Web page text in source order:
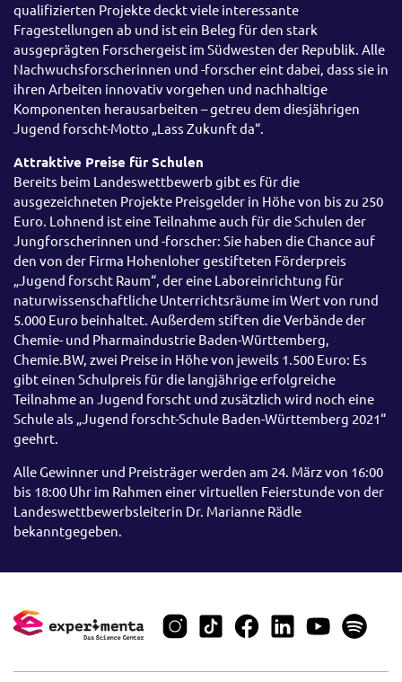
qualifizierten Projekte deckt viele interessante
Fragestellungen ab und ist ein Beleg für den stark
ausgeprägten Forschergeist im Südwesten der Republik. Alle
Nachwuchsforscherinnen und -forscher eint dabei, dass sie in
ihren Arbeiten innovativ vorgehen und nachhaltige
Komponenten herausarbeiten – getreu dem diesjährigen
Jugend forscht-Motto „Lass Zukunft da“.
Attraktive Preise für Schulen
Bereits beim Landeswettbewerb gibt es für die
ausgezeichneten Projekte Preisgelder in Höhe von bis zu 250
Euro. Lohnend ist eine Teilnahme auch für die Schulen der
Jungforscherinnen und -forscher: Sie haben die Chance auf
den von der Firma Hohenloher gestifteten Förderpreis
„Jugend forscht Raum“, der eine Laboreinrichtung für
naturwissenschaftliche Unterrichtsräume im Wert von rund
5.000 Euro beinhaltet. Außerdem stiften die Verbände der
Chemie- und Pharmaindustrie Baden-Württemberg,
Chemie.BW, zwei Preise in Höhe von jeweils 1.500 Euro: Es
gibt einen Schulpreis für die langjährige erfolgreiche
Teilnahme an Jugend forscht und zusätzlich wird noch eine
Schule als „Jugend forscht-Schule Baden-Württemberg 2021“
geehrt.
Alle Gewinner und Preisträger werden am 24. März von 16:00
bis 18:00 Uhr im Rahmen einer virtuellen Feierstunde von der
Landeswettbewerbsleiterin Dr. Marianne Rädle
bekanntgegeben.